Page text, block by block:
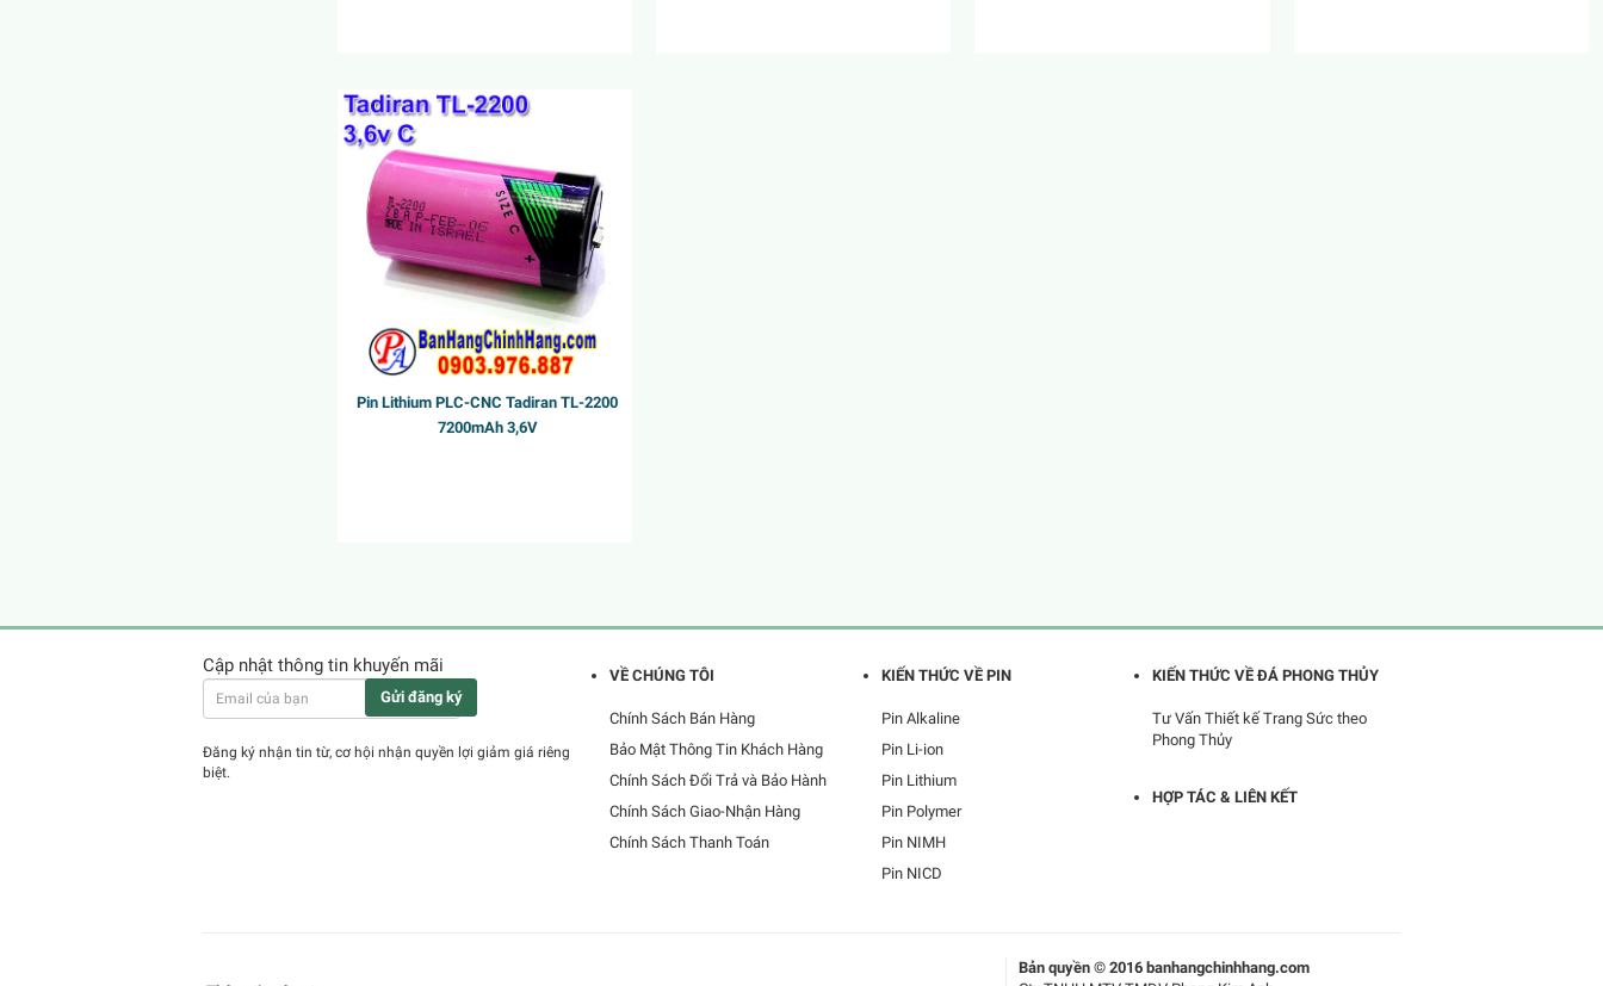
Pin Lithium PLC-CNC Tadiran TL-2200
7200mAh 3,6V
Cập nhật thông tin khuyến mãi
Gửi đăng ký
Đăng ký nhận tin từ, cơ hội nhận quyền lợi giảm giá riêng
biệt.
VỀ CHÚNG TÔI
Chính Sách Bán Hàng
Bảo Mật Thông Tin Khách Hàng
Chính Sách Đổi Trả và Bảo Hành
Chính Sách Giao-Nhận Hàng
Chính Sách Thanh Toán
KIẾN THỨC VỀ PIN
Pin Alkaline
Pin Li-ion
Pin Lithium
Pin Polymer
Pin NIMH
Pin NICD
KIẾN THỨC VỀ ĐÁ PHONG THỦY
Tư Vấn Thiết kế Trang Sức theo
Phong Thủy
HỢP TÁC & LIÊN KẾT
Bản quyền © 2016 banhangchinhhang.com